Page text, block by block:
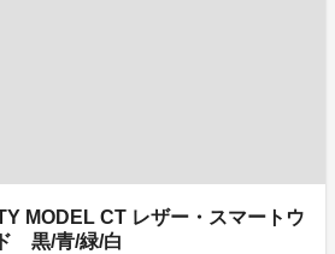
MODEL CT レザー・スマートウ
黒/青/緑/白